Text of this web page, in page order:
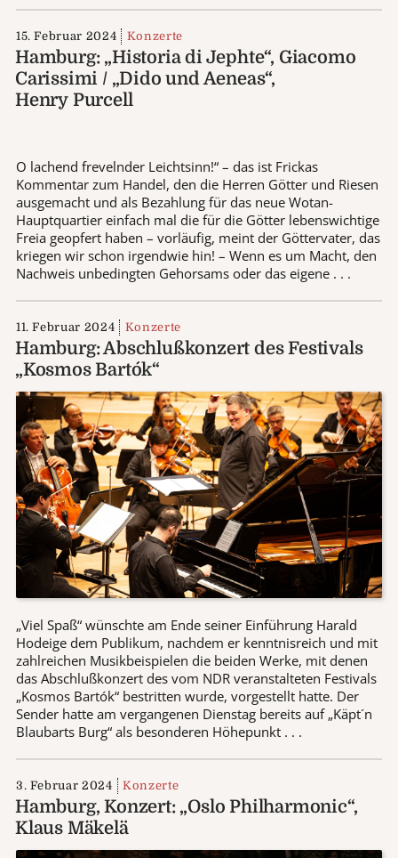
15. Februar 2024 Konzerte
Hamburg: „Historia di Jephte“, Giacomo
Carissimi / „Dido und Aeneas“,
Henry Purcell
O lachend frevelnder Leichtsinn!“ – das ist Frickas
Kommentar zum Handel, den die Herren Götter und Riesen
ausgemacht und als Bezahlung für das neue Wotan-
Hauptquartier einfach mal die für die Götter lebenswichtige
Freia geopfert haben – vorläufig, meint der Göttervater, das
kriegen wir schon irgendwie hin! – Wenn es um Macht, den
Nachweis unbedingten Gehorsams oder das eigene . . .
11. Februar 2024 Konzerte
Hamburg: Abschlußkonzert des Festivals
„Kosmos Bartók“
„Viel Spaß“ wünschte am Ende seiner Einführung Harald
Hodeige dem Publikum, nachdem er kenntnisreich und mit
zahlreichen Musikbeispielen die beiden Werke, mit denen
das Abschlußkonzert des vom NDR veranstalteten Festivals
„Kosmos Bartók“ bestritten wurde, vorgestellt hatte. Der
Sender hatte am vergangenen Dienstag bereits auf „Käpt´n
Blaubarts Burg“ als besonderen Höhepunkt . . .
3. Februar 2024 Konzerte
Hamburg, Konzert: „Oslo Philharmonic“,
Klaus Mäkelä